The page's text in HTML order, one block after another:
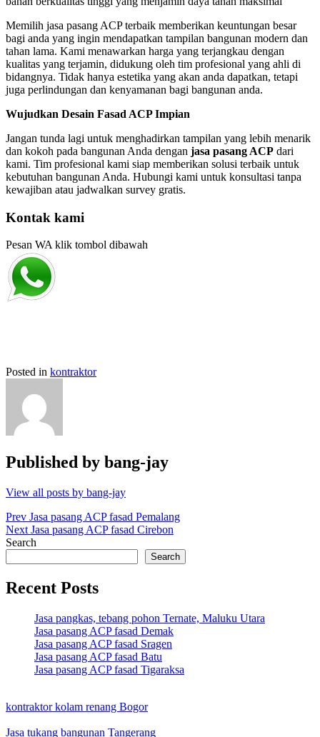
Memilih jasa pasang ACP terbaik memberikan keuntungan besar
bagi anda yang ingin mendapatkan tampilan bangunan modern dan
tahan lama. Kami menawarkan harga yang terjangkau dengan
kualitas yang terjamin, didukung oleh tim profesional yang ahli di
bidangnya. Tidak hanya estetika yang akan anda dapatkan, tetapi
juga perlindungan dan kenyamanan bagi bangunan anda.
Wujudkan Desain Fasad ACP Impian
Jangan tunda lagi untuk menghadirkan tampilan yang lebih menarik
dan kokoh pada bangunan Anda dengan jasa pasang ACP dari
kami. Tim profesional kami siap memberikan solusi terbaik untuk
kebutuhan bangunan Anda. Hubungi kami untuk konsultasi tanpa
kewajiban atau jadwalkan survey gratis.
Kontak kami
Pesan WA klik tombol dibawah
Posted in kontraktor
Published by bang-jay
View all posts by bang-jay
Post
navigation
Prev Jasa pasang ACP fasad Pemalang
Next Jasa pasang ACP fasad Cirebon
Search
Search
Recent Posts
Jasa pangkas, tebang pohon Ternate, Maluku Utara
Jasa pasang ACP fasad Demak
Jasa pasang ACP fasad Sragen
Jasa pasang ACP fasad Batu
Jasa pasang ACP fasad Tigaraksa
kontraktor kolam renang Bogor
Jasa tukang bangunan Tangerang